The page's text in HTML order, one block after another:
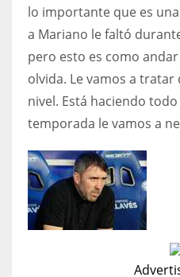
lo importante que es
a Mariano le faltó
pero esto es como
olvida. Le vamos a
nivel. Está haciendo
temporada le vamos a